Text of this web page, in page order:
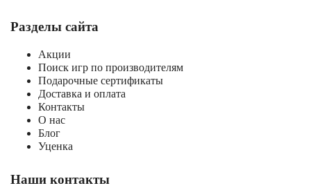
Разделы сайта
Акции
Поиск игр по производителям
Подарочные сертификаты
Доставка и оплата
Контакты
О нас
Блог
Уценка
Наши контакты